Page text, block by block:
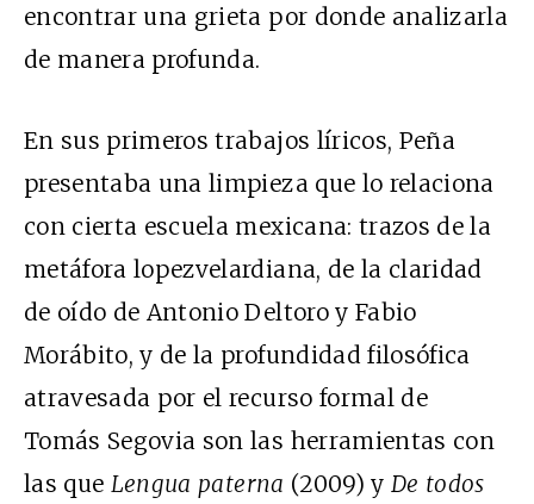
encontrar una grieta por donde analizarla
de manera profunda.
En sus primeros trabajos líricos, Peña
presentaba una limpieza que lo relaciona
con cierta escuela mexicana: trazos de la
metáfora lopezvelardiana, de la claridad
de oído de Antonio Deltoro y Fabio
Morábito, y de la profundidad filosófica
atravesada por el recurso formal de
Tomás Segovia son las herramientas con
las que Lengua paterna (2009) y De todos